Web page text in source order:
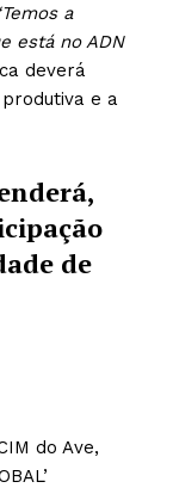
a
está no ADN
deverá
e a
de
do Ave,